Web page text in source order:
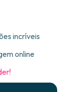
incríveis
online